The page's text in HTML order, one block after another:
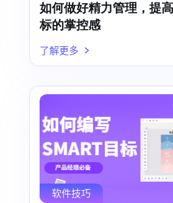
如何做好精力管理，提
标的掌控感
了解更多
软件技巧